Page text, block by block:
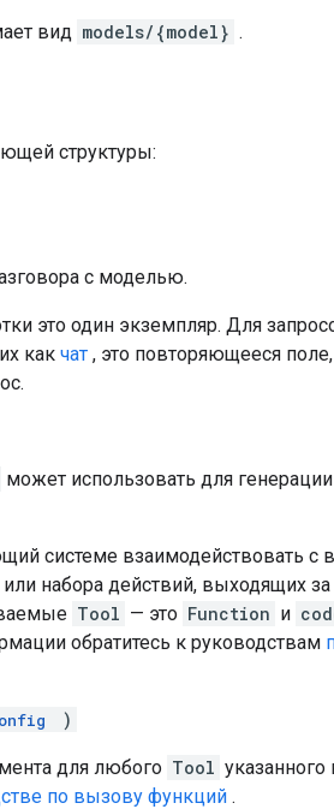
вид models/{model} .
структуры:
с моделью.
это один экземпляр. Для
как чат , это повторяющееся
может использовать для
системе взаимодействовать с
набора действий, выходящих
Tool — это Function и
обратитесь к руководствам
)
для любого Tool указанного
по вызову функций .